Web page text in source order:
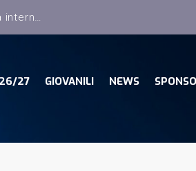
Dany Basket, il campionato comincia con la sfida interna con la Pielle Livorno
26/27 GIOVANILI NEWS